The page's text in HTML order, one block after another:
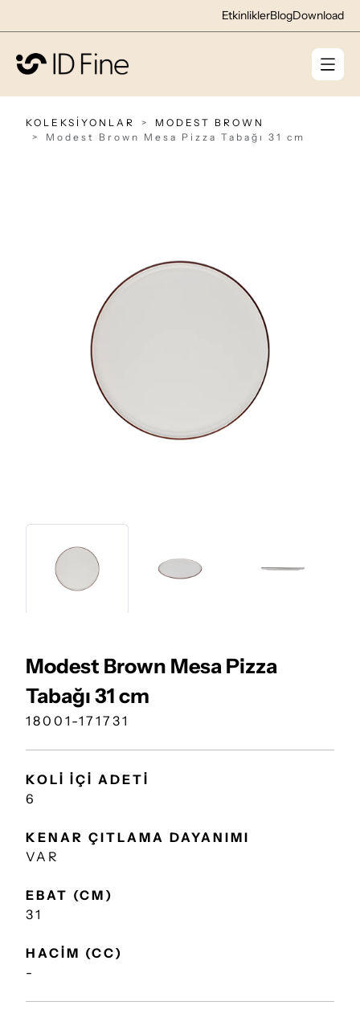
EtkinliklerBlogDownload
KOLEKSİYONLAR
MODEST BROWN
Modest Brown Mesa Pizza Tabağı 31 cm
Modest Brown Mesa Pizza
Tabağı 31 cm
18001-171731
KOLİ İÇİ ADETİ
6
KENAR ÇITLAMA DAYANIMI
VAR
EBAT (CM)
31
HACİM (CC)
-